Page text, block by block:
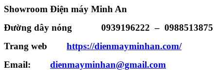
Showroom Điện máy Minh An
Đường dây nóng 0939196222 – 0988513875
Trang web https://dienmayminhan.com/
Email: dienmayminhan@gmail.com